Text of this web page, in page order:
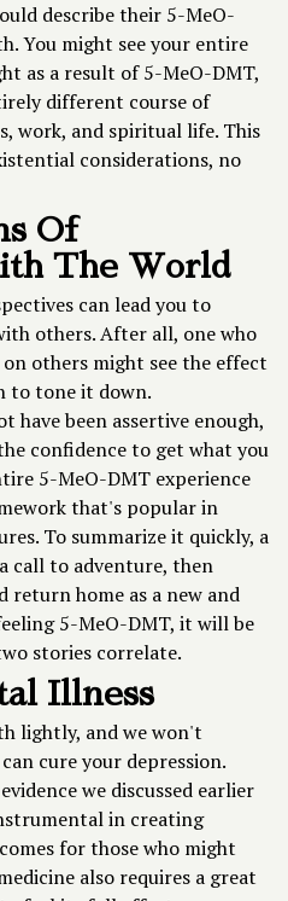
describe their 5-MeO-
You might see your entire
as a result of 5-MeO-DMT,
different course of
work, and spiritual life. This
considerations, no
Of
The World
can lead you to
others. After all, one who
others might see the effect
to tone it down.
been assertive enough,
confidence to get what you
5-MeO-DMT experience
that's popular in
To summarize it quickly, a
call to adventure, then
return home as a new and
5-MeO-DMT, it will be
stories correlate.
Illness
lightly, and we won't
cure your depression.
we discussed earlier
in creating
for those who might
also requires a great